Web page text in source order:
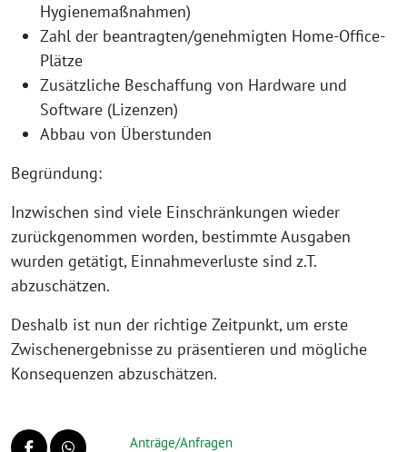
Hygienemaßnahmen)
Zahl der beantragten/genehmigten Home-Office-
Plätze
Zusätzliche Beschaffung von Hardware und
Software (Lizenzen)
Abbau von Überstunden
Begründung:
Inzwischen sind viele Einschränkungen wieder
zurückgenommen worden, bestimmte Ausgaben
wurden getätigt, Einnahmeverluste sind z.T.
abzuschätzen.
Deshalb ist nun der richtige Zeitpunkt, um erste
Zwischenergebnisse zu präsentieren und mögliche
Konsequenzen abzuschätzen.
Anträge/Anfragen